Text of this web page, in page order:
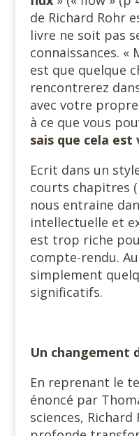
de Richard Rohr
livre ne soit pas
connaissances.
est que quelque
rencontrerez
avec votre
à ce que vous
sais que cela
Ecrit dans un
courts chapitres
nous entraine
intellectuelle et
est trop riche
compte-rendu.
simplement
significatifs.
Un changement
En reprenant le
énoncé par
sciences, Richard